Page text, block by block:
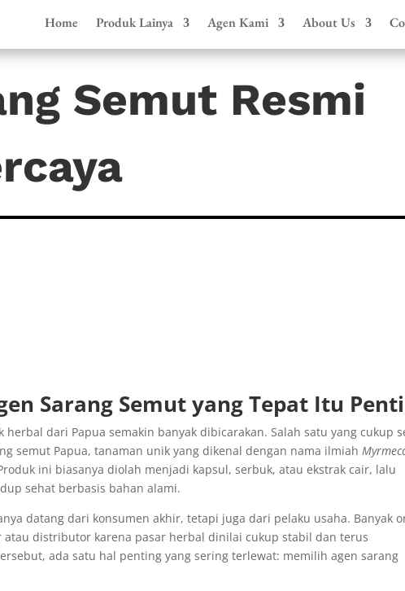
Home Produk Lainya Agen Kami About Us
Semut Resmi
Sarang Semut yang Tepat Itu
dari Papua semakin banyak dibicarakan. Salah satu yang cukup
semut Papua, tanaman unik yang dikenal dengan nama ilmiah
ini biasanya diolah menjadi kapsul, serbuk, atau ekstrak cair, lalu
sehat berbasis bahan alami.
datang dari konsumen akhir, tetapi juga dari pelaku usaha. Banyak
distributor karena pasar herbal dinilai cukup stabil dan terus
ada satu hal penting yang sering terlewat: memilih agen sarang